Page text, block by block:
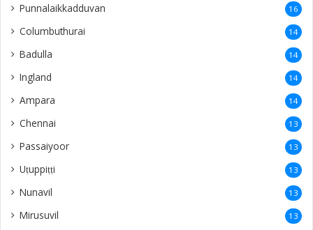
Punnalaikkadduvan 16
Columbuthurai 14
Badulla 14
Ingland 14
Ampara 14
Chennai 13
Passaiyoor 13
Uṭuppiṭṭi 13
Nunavil 13
Mirusuvil 13